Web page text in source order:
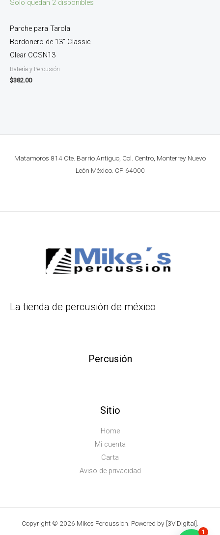
Solo quedan 2 disponibles
Parche para Tarola
Bordonero de 13″ Classic
Clear CCSN13
Batería y Percusión
$382.00
Matamoros 814 Ote. Barrio Antiguo, Col. Centro, Monterrey Nuevo
León México. CP. 64000
La tienda de percusión de méxico
Percusión
Sitio
Home
Mi cuenta
Carta
Aviso de privacidad
Copyright © 2026 Mikes Percussion. Powered by [3V Digital].
1